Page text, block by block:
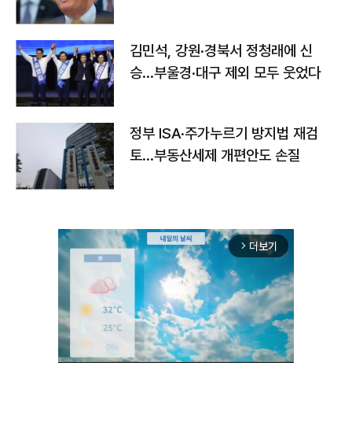
김민석, 강원·경북서 정청래에 신
승…부울경·대구 제외 모두 웃었다
정부 ISA·주가누르기 방지법 재검
토…부동산세제 개편안도 손질
arrow_forward_ios 더보기